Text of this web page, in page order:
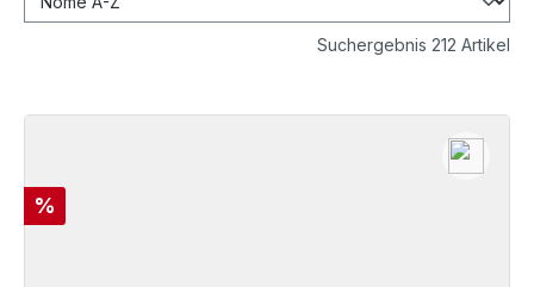
Suchergebnis 212 Artikel
Sconto
%